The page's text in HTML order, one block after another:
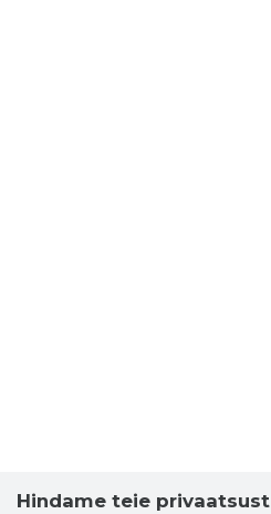
Hindame teie privaatsust